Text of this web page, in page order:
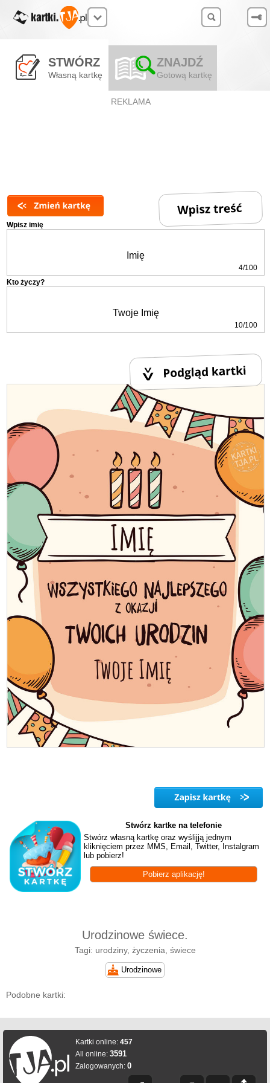
STWÓRZ
Własną kartkę
ZNAJDŹ
Gotową kartkę
REKLAMA
Wpisz imię
4/100
Kto życzy?
10/100
Stwórz kartke na telefonie
Stwórz własną kartkę oraz wyślijją jednym
kliknięciem przez MMS, Email, Twitter, Instalgram
lub pobierz!
Pobierz aplikację!
Urodzinowe świece.
Tagi: urodziny, życzenia, świece
Urodzinowe
Podobne kartki:
Kartki online: 457
All online: 3591
Zalogowanych: 0